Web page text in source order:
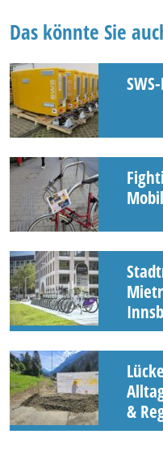
Das könnte Sie
&